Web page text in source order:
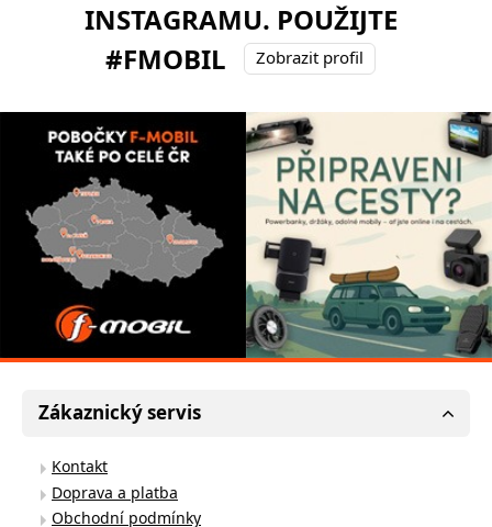
INSTAGRAMU. POUŽIJTE
#FMOBIL
Zobrazit profil
Zákaznický servis
Kontakt
Doprava a platba
Obchodní podmínky